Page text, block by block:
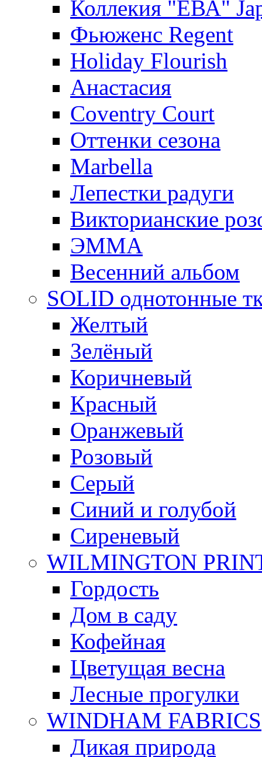
Коллекия "ЕВА"
Фьюженс Regent
Holiday Flourish
Анастасия
Coventry Court
Оттенки сезона
Marbella
Лепестки радуги
Викторианские
ЭММА
Весенний альбом
SOLID однотонные
Желтый
Зелёный
Коричневый
Красный
Оранжевый
Розовый
Серый
Синий и голубой
Сиреневый
WILMINGTON
Гордость
Дом в саду
Кофейная
Цветущая весна
Лесные прогулки
WINDHAM FABRICS
Дикая природа